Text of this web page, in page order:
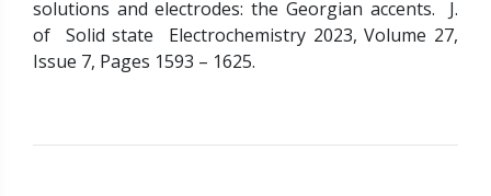
solutions and electrodes: the Georgian accents. J.
of Solid state Electrochemistry 2023, Volume 27,
Issue 7, Pages 1593 – 1625.